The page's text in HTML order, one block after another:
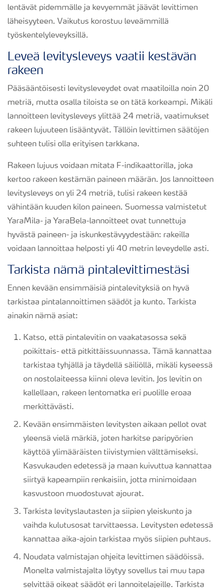
lentävät pidemmälle ja kevyemmät jäävät levittimen
läheisyyteen. Vaikutus korostuu leveämmillä
työskentelyleveyksillä.
Leveä levitysleveys vaatii kestävän
rakeen
Pääsääntöisesti levitysleveydet ovat maatiloilla noin 20
metriä, mutta osalla tiloista se on tätä korkeampi. Mikäli
lannoitteen levitysleveys ylittää 24 metriä, vaatimukset
rakeen lujuuteen lisääntyvät. Tällöin levittimen säätöjen
suhteen tulisi olla erityisen tarkkana.
Rakeen lujuus voidaan mitata F-indikaattorilla, joka
kertoo rakeen kestämän paineen määrän. Jos lannoitteen
levitysleveys on yli 24 metriä, tulisi rakeen kestää
vähintään kuuden kilon paineen. Suomessa valmistetut
YaraMila- ja YaraBela-lannoitteet ovat tunnettuja
hyvästä paineen- ja iskunkestävyydestään: rakeilla
voidaan lannoittaa helposti yli 40 metrin leveydelle asti.
Tarkista nämä pintalevittimestäsi
Ennen kevään ensimmäisiä pintalevityksiä on hyvä
tarkistaa pintalannoittimen säädöt ja kunto. Tarkista
ainakin nämä asiat:
Katso, että pintalevitin on vaakatasossa sekä
poikittais- että pitkittäissuunnassa. Tämä kannattaa
tarkistaa tyhjällä ja täydellä säiliöllä, mikäli kyseessä
on nostolaiteessa kiinni oleva levitin. Jos levitin on
kallellaan, rakeen lentomatka eri puolille eroaa
merkittävästi.
Kevään ensimmäisten levitysten aikaan pellot ovat
yleensä vielä märkiä, joten harkitse paripyörien
käyttöä ylimääräisten tiivistymien välttämiseksi.
Kasvukauden edetessä ja maan kuivuttua kannattaa
siirtyä kapeampiin renkaisiin, jotta minimoidaan
kasvustoon muodostuvat ajourat.
Tarkista levityslautasten ja siipien yleiskunto ja
vaihda kulutusosat tarvittaessa. Levitysten edetessä
kannattaa aika-ajoin tarkistaa myös siipien puhtaus.
Noudata valmistajan ohjeita levittimen säädöissä.
Monelta valmistajalta löytyy sovellus tai muu tapa
selvittää oikeat säädöt eri lannoitelajeille. Tarkista